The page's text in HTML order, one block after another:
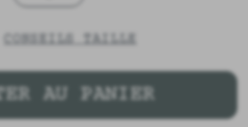
CONSEILS TAILLE
AU PANIER